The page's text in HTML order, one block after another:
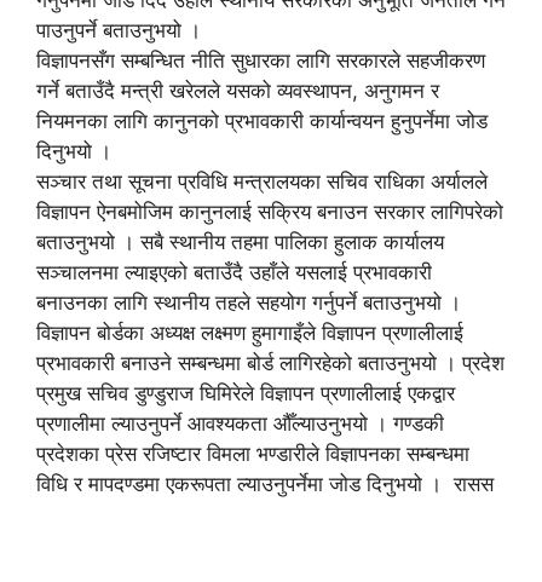
पाउनुपर्ने बताउनुभयो ।
विज्ञापनसँग सम्बन्धित नीति सुधारका लागि सरकारले सहजीकरण
गर्ने बताउँदै मन्त्री खरेलले यसको व्यवस्थापन, अनुगमन र
नियमनका लागि कानुनको प्रभावकारी कार्यान्वयन हुनुपर्नेमा जोड
दिनुभयो ।
सञ्चार तथा सूचना प्रविधि मन्त्रालयका सचिव राधिका अर्यालले
विज्ञापन ऐनबमोजिम कानुनलाई सक्रिय बनाउन सरकार लागिपरेको
बताउनुभयो । सबै स्थानीय तहमा पालिका हुलाक कार्यालय
सञ्चालनमा ल्याइएको बताउँदै उहाँले यसलाई प्रभावकारी
बनाउनका लागि स्थानीय तहले सहयोग गर्नुपर्ने बताउनुभयो ।
विज्ञापन बोर्डका अध्यक्ष लक्ष्मण हुमागाइँले विज्ञापन प्रणालीलाई
प्रभावकारी बनाउने सम्बन्धमा बोर्ड लागिरहेको बताउनुभयो । प्रदेश
प्रमुख सचिव डुण्डुराज घिमिरेले विज्ञापन प्रणालीलाई एकद्वार
प्रणालीमा ल्याउनुपर्ने आवश्यकता औँल्याउनुभयो । गण्डकी
प्रदेशका प्रेस रजिष्टार विमला भण्डारीले विज्ञापनका सम्बन्धमा
विधि र मापदण्डमा एकरूपता ल्याउनुपर्नेमा जोड दिनुभयो । रासस